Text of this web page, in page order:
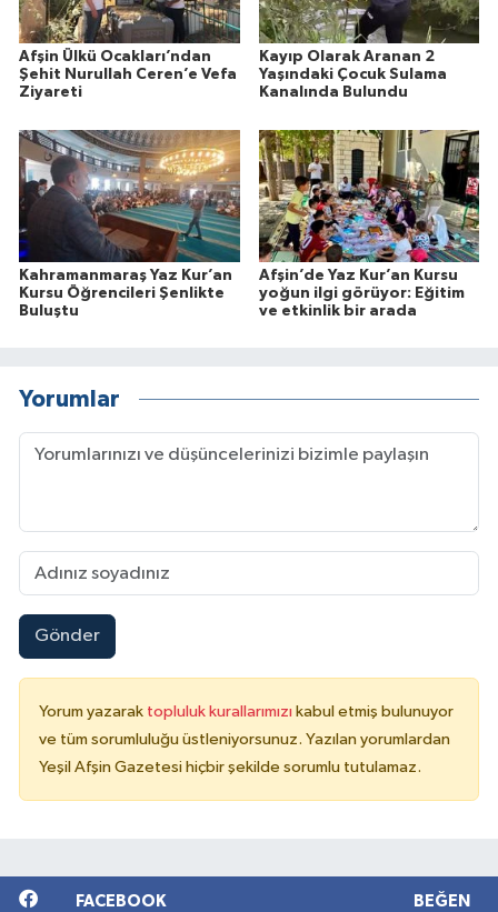
Afşin Ülkü Ocakları’ndan
Şehit Nurullah Ceren’e Vefa
Ziyareti
Kayıp Olarak Aranan 2
Yaşındaki Çocuk Sulama
Kanalında Bulundu
Kahramanmaraş Yaz Kur’an
Kursu Öğrencileri Şenlikte
Buluştu
Afşin’de Yaz Kur’an Kursu
yoğun ilgi görüyor: Eğitim
ve etkinlik bir arada
Yorumlar
Gönder
Yorum yazarak topluluk kurallarımızı kabul etmiş bulunuyor
ve tüm sorumluluğu üstleniyorsunuz. Yazılan yorumlardan
Yeşil Afşin Gazetesi hiçbir şekilde sorumlu tutulamaz.
FACEBOOK BEĞEN